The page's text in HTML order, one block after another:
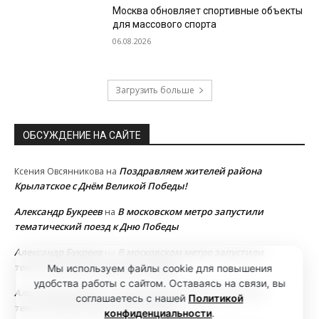
Москва обновляет спортивные объекты
для массового спорта
06.08.2026
Загрузить больше
ОБСУЖДЕНИЕ НА САЙТЕ
Ксения Овсянникова на Поздравляем жителей района
Крылатское с Днём Великой Победы!
Александр Букреевна В московском метро запустили
тематический поезд к Дню Победы
Александр Букреев
тематический поезд к Дню Победы
Александр Букреев
В московском метро запустили
тематический поезд к Дню Победы
Мы используем файлы cookie для повышения
удобства работы с сайтом. Оставаясь на связи, вы
соглашаетесь с нашей Политикой
конфиденциальности.